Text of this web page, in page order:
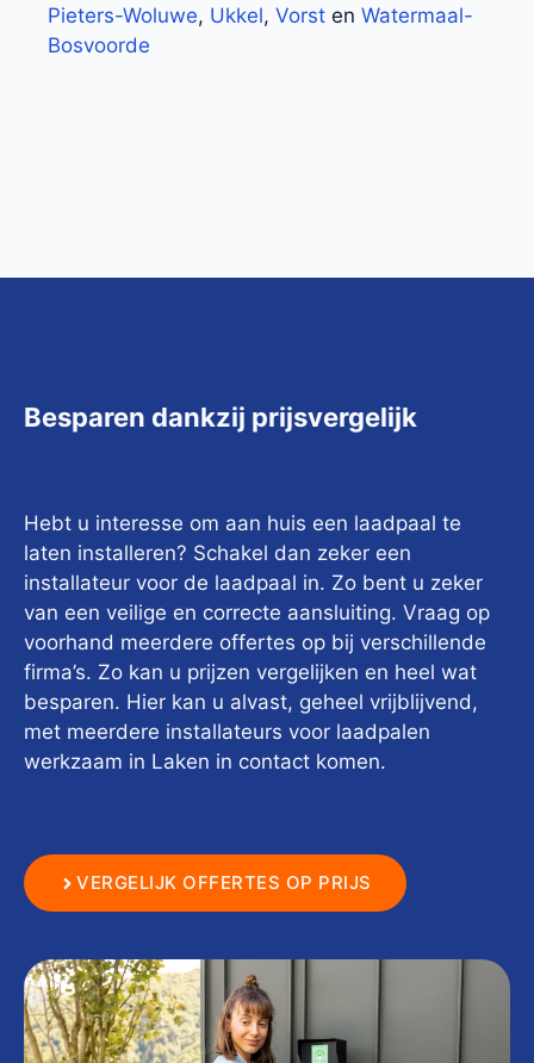
Pieters-Woluwe, Ukkel, Vorst en Watermaal-
Bosvoorde
Besparen dankzij prijsvergelijk
Hebt u interesse om aan huis een laadpaal te
laten installeren? Schakel dan zeker een
installateur voor de laadpaal in. Zo bent u zeker
van een veilige en correcte aansluiting. Vraag op
voorhand meerdere offertes op bij verschillende
firma’s. Zo kan u prijzen vergelijken en heel wat
besparen. Hier kan u alvast, geheel vrijblijvend,
met meerdere installateurs voor laadpalen
werkzaam in Laken in contact komen.
VERGELIJK OFFERTES OP PRIJS